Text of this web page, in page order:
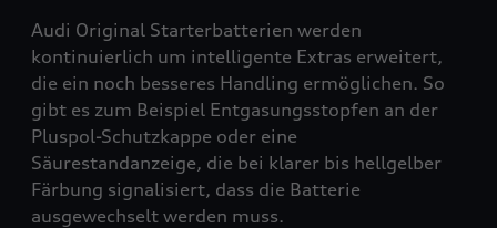
Audi Original Starterbatterien werden
kontinuierlich um intelligente Extras erweitert,
die ein noch besseres Handling ermöglichen. So
gibt es zum Beispiel Entgasungsstopfen an der
Pluspol-Schutzkappe oder eine
Säurestandanzeige, die bei klarer bis hellgelber
Färbung signalisiert, dass die Batterie
ausgewechselt werden muss.